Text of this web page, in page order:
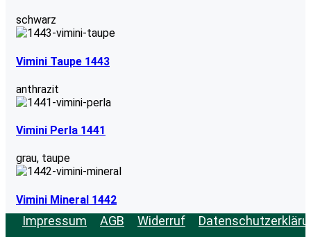
schwarz
Vimini Taupe 1443
anthrazit
Vimini Perla 1441
grau, taupe
Vimini Mineral 1442
grau
Impressum AGB Widerruf